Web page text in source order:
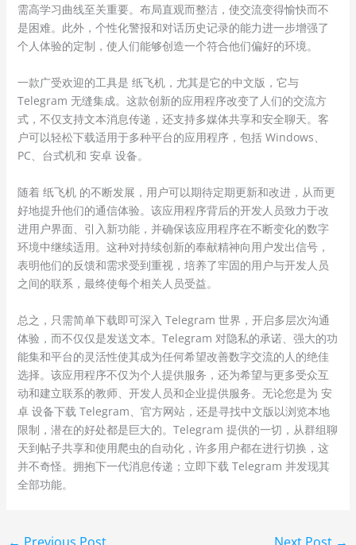
需高学习曲线至关重要。布局直观而整洁，使交流变得愉快而不
是困难。此外，个性化警报和对话历史记录的能力进一步增强了
个人体验的定制，使人们能够创造一个符合他们偏好的环境。
一款广受欢迎的工具是 纸飞机，尤其是它的中文版，它与
Telegram 无缝集成。这款创新的应用程序改变了人们的交流方
式，不仅支持文本消息传递，还支持多媒体共享和安全聊天。客
户可以轻松下载适用于多种平台的应用程序，包括 Windows、
PC、台式机和 安卓 设备。
随着 纸飞机 的不断发展，用户可以期待定期更新和改进，从而更
好地提升他们的通信体验。该应用程序背后的开发人员致力于改
进用户界面、引入新功能，并确保该应用程序在不断变化的数字
环境中继续适用。这种对持续创新的奉献精神向用户发出信号，
表明他们的反馈和需求受到重视，培养了牢固的用户与开发人员
之间的联系，最终使每个相关人员受益。
总之，只需简单下载即可深入 Telegram 世界，开启多层次沟通
体验，而不仅仅是发送文本。Telegram 对隐私的承诺、强大的功
能集和平台的灵活性使其成为任何希望改善数字交流的人的绝佳
选择。该应用程序不仅为个人提供服务，还为希望与更多受众互
动和建立联系的教师、开发人员和企业提供服务。无论您是为 安
卓 设备下载 Telegram、官方网站，还是寻找中文版以浏览本地
限制，潜在的好处都是巨大的。Telegram 提供的一切，从群组聊
天到帖子共享和使用爬虫的自动化，许多用户都在进行切换，这
并不奇怪。拥抱下一代消息传递；立即下载 Telegram 并发现其
全部功能。